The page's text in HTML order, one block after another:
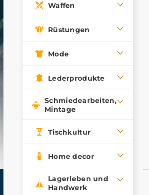
Waffen
Rüstungen
Mode
Lederprodukte
Schmiedearbeiten,
Mintage
Tischkultur
Home decor
Lagerleben und
Handwerk